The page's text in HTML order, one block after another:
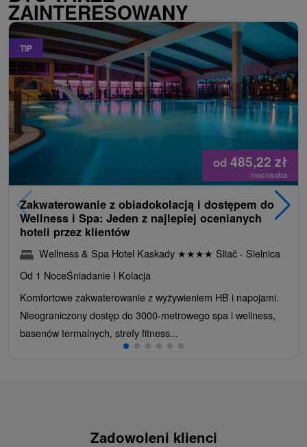
ZAINTERESOWANY
TIP
od 485,22 zł
/noc/osoba
Zakwaterowanie z obiadokolacją i dostępem do
Wellness i Spa: Jeden z najlepiej ocenianych
hoteli przez klientów
Wellness & Spa Hotel Kaskady ★★★★ Sliač - Sielnica
Od 1 NoceŚniadanie I Kolacja
Komfortowe zakwaterowanie z wyżywieniem HB i napojami.
Nieograniczony dostęp do 3000-metrowego spa i wellness,
basenów termalnych, strefy fitness...
Zadowoleni klienci